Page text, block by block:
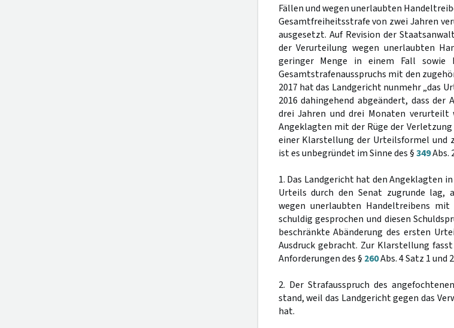
Fällen und wegen unerlaubten
Gesamtfreiheitsstrafe von zwei Jahren
ausgesetzt. Auf Revision der
der Verurteilung wegen unerlaubten
geringer Menge in einem Fall sowie
Gesamtstrafenausspruchs mit den
2017 hat das Landgericht nunmehr „das
2016 dahingehend abgeändert, dass
drei Jahren und drei Monaten verurteilt
Angeklagten mit der Rüge der
einer Klarstellung der Urteilsformel und
ist es unbegründet im Sinne des §349Abs.
1. Das Landgericht hat den Angeklagten
Urteils durch den Senat zugrunde lag,
wegen unerlaubten Handeltreibens
schuldig gesprochen und diesen
beschränkte Abänderung des ersten
Ausdruck gebracht. Zur Klarstellung
Anforderungen des § 260Abs. 4 Satz 1 und
2. Der Strafausspruch des
stand, weil das Landgericht gegen das
hat.